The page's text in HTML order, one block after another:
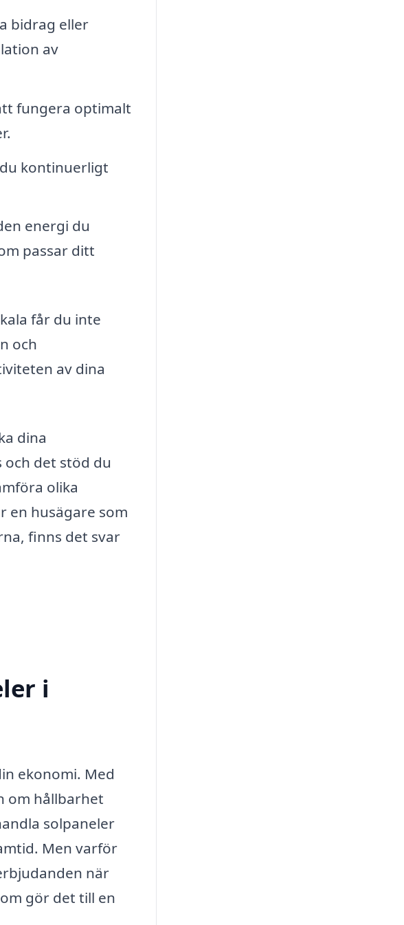
bidrag eller
av
fungera optimalt
kontinuerligt
energi du
passar ditt
får du inte
och
av dina
dina
det stöd du
olika
en husägare som
finns det svar
i
ekonomi. Med
om hållbarhet
solpaneler
Men varför
när
gör det till en